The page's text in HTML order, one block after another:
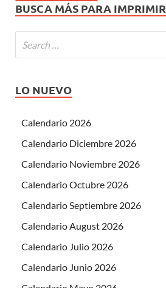
BUSCA MÁS PARA IMPRIMIR
LO NUEVO
Calendario 2026
Calendario Diciembre 2026
Calendario Noviembre 2026
Calendario Octubre 2026
Calendario Septiembre 2026
Calendario August 2026
Calendario Julio 2026
Calendario Junio 2026